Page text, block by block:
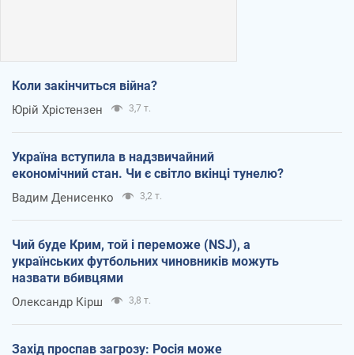
Коли закінчиться війна?
Юрій Хрістензен 3,7 т.
Україна вступила в надзвичайний
економічний стан. Чи є світло вкінці тунелю?
Вадим Денисенко 3,2 т.
Чий буде Крим, той і переможе (NSJ), а
українських футбольних чиновників можуть
назвати вбивцями
Олександр Кірш 3,8 т.
Захід проспав загрозу: Росія може